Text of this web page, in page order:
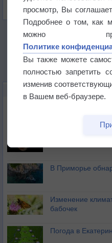
Риск задержек
В Приморье
Изменение
бабочек
Погода в
просмотр, Вы
Подробнее о том, как
можно
Политике
Вы также можете
полностью запретить
изменив
в Вашем веб-браузере.